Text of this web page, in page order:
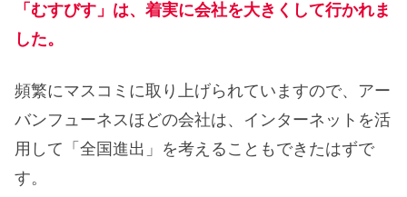
「むすびす」は、着実に会社を大きくして行かれま
した。
頻繁にマスコミに取り上げられていますので、アー
バンフューネスほどの会社は、インターネットを活
用して「全国進出」を考えることもできたはずで
す。